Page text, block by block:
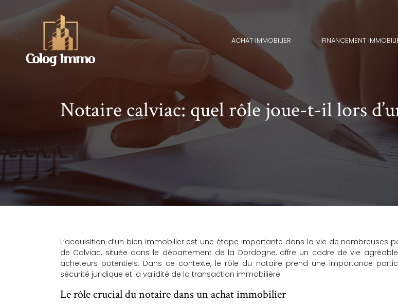
ACHAT IMMOBILIER FINANCEMENT
Notaire calviac: quel rôle joue-t-il lors
L’acquisition d’un bien immobilier est une étape importante dans la vie de nombreuses
de Calviac, située dans le département de la Dordogne, offre un cadre de vie
acheteurs potentiels. Dans ce contexte, le rôle du notaire prend une importance
sécurité juridique et la validité de la transaction immobilière.
Le rôle crucial du notaire dans un achat immobilier